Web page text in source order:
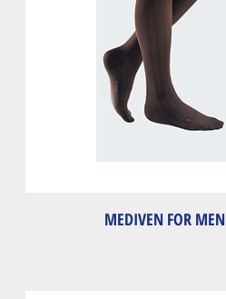
MEDIVEN FOR MEN